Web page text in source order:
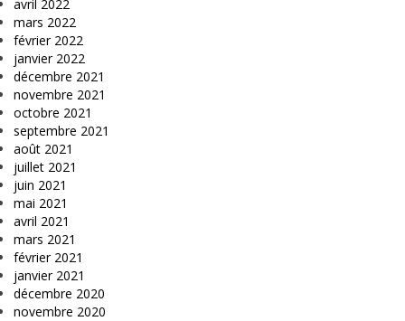
avril 2022
mars 2022
février 2022
janvier 2022
décembre 2021
novembre 2021
octobre 2021
septembre 2021
août 2021
juillet 2021
juin 2021
mai 2021
avril 2021
mars 2021
février 2021
janvier 2021
décembre 2020
novembre 2020